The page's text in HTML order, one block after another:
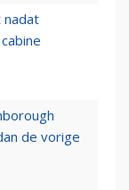
nadat
de vorige